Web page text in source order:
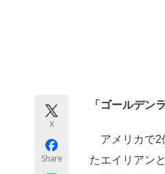
ITエンジニ
ちょっと気に
X
Share
「ゴールデン
アメリカで2
たエイリアン